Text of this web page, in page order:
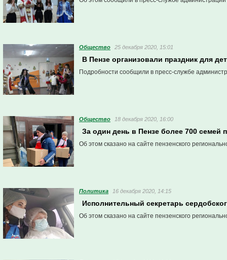
Общество 25 декабря 2020, 15:01
В Пензе организовали праздник для
Подробности сообщили в пресс-службе
Общество 18 декабря 2020, 16:00
За один день в Пензе более 700
Об этом сказано на сайте пензенского
Политика 16 декабря 2020, 14:15
Исполнительный секретарь
Об этом сказано на сайте пензенского